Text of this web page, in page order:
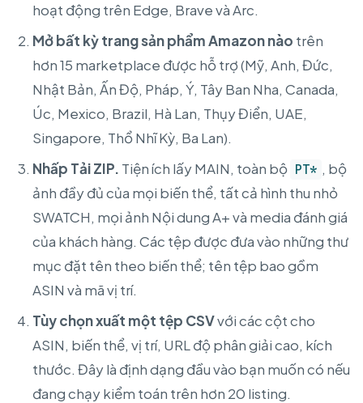
hoạt động trên Edge, Brave và Arc.
Mở bất kỳ trang sản phẩm Amazon nào trên
hơn 15 marketplace được hỗ trợ (Mỹ, Anh, Đức,
Nhật Bản, Ấn Độ, Pháp, Ý, Tây Ban Nha, Canada,
Úc, Mexico, Brazil, Hà Lan, Thụy Điển, UAE,
Singapore, Thổ Nhĩ Kỳ, Ba Lan).
Nhấp Tải ZIP. Tiện ích lấy MAIN, toàn bộ PT* , bộ
ảnh đầy đủ của mọi biến thể, tất cả hình thu nhỏ
SWATCH, mọi ảnh Nội dung A+ và media đánh giá
của khách hàng. Các tệp được đưa vào những thư
mục đặt tên theo biến thể; tên tệp bao gồm
ASIN và mã vị trí.
Tùy chọn xuất một tệp CSVvới các cột cho
ASIN, biến thể, vị trí, URL độ phân giải cao, kích
thước. Đây là định dạng đầu vào bạn muốn có nếu
đang chạy kiểm toán trên hơn 20 listing.